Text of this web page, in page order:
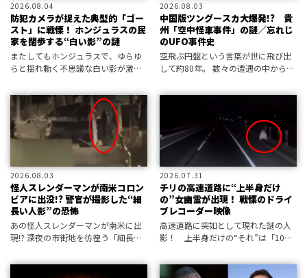
2026.08.04
防犯カメラが捉えた典型的「ゴー
スト」に戦慄！ ホンジュラスの民
家を闊歩する“白い影”の謎
またしてもホンジュラスで、ゆらゆ
らと揺れ動く不思議な白い影が激撮
幽霊なのか、それとも……!?
2026.08.03
中国版ツングースカ大爆発!? 貴
州「空中怪車事件」の謎／忘れじ
のUFO事件史
空飛ぶ円盤という言葉が世に飛び出
して約80年。 数々の遭遇の中から忘
返る。 今回は中国の貴州に飛来した
の衝撃波は空飛ぶ円盤の飛来
2026.08.03
怪人スレンダーマンが南米コロン
ビアに出没!? 警官が撮影した“細
長い人影”の恐怖
あの怪人スレンダーマンが南米に出
現!? 深夜の市街地を彷徨う「細長い
2026.07.31
チリの高速道路に“上半身だけ
の”女幽霊が出現！ 戦慄のドライ
ブレコーダー映像
高速道路に突如として現れた謎の人
影！ 上半身だけの“それ”は「100
か!?